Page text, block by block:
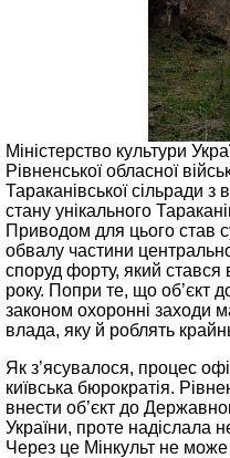
Міністерство культури
Рівненської обласної
Тараканівської сільради
стану унікального
Приводом для цього став
обвалу частини
споруд форту, який стався
року. Попри те, що об’єкт
законом охоронні заходи
влада, яку й роблять
Як з’ясувалося, процес
київська бюрократія.
внести об’єкт до
України, проте надіслала
Через це Мінкульт не може